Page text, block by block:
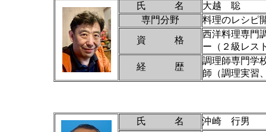
氏 名
大越 聡
専門分野
料理のレシピ
資 格
西洋料理専門
ー（２級レス
経 歴
調理師専門学
師（調理実習
氏 名
沖崎 行男